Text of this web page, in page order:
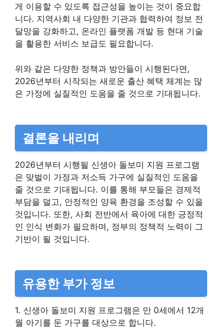
게 이용할 수 있도록 접근성을 높이는 것이 중요합
니다. 지역사회 내 다양한 기관과 협력하여 정보 전
달망을 강화하고, 온라인 플랫폼 개발 등 현대 기술
을 활용한 서비스 보급도 필요합니다.
위와 같은 다양한 정책과 방안들이 시행된다면,
2026년부터 시작되는 새로운 출산 혜택 체계는 많
은 가정에 실질적인 도움을 줄 것으로 기대됩니다.
결론을 내리며
2026년부터 시행될 신생아 돌보미 지원 프로그램
은 맞벌이 가정과 저소득 가구에 실질적인 도움을
줄 것으로 기대됩니다. 이를 통해 부모들은 경제적
부담을 덜고, 안정적인 양육 환경을 조성할 수 있을
것입니다. 또한, 사회 전반에서 육아에 대한 긍정적
인 인식 변화가 필요하며, 정부의 정책적 노력이 그
기반이 될 것입니다.
유용한 부가 정보
1. 신생아 돌보미 지원 프로그램은 만 0세에서 12개
월 아기를 둔 가구를 대상으로 합니다.